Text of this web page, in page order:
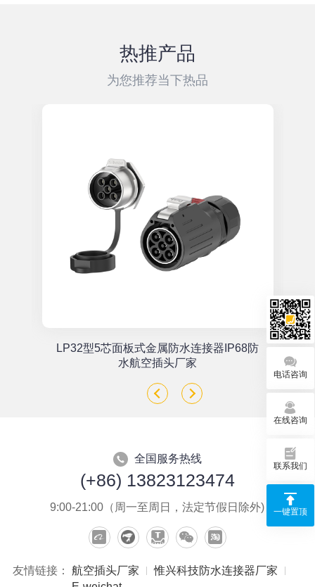
热推产品
为您推荐当下热品
LP32型5芯面板式金属防水连接器IP68防
水航空插头厂家
全国服务热线
(+86) 13823123474
9:00-21:00（周一至周日，法定节假日除外)
友情链接： 航空插头厂家
惟兴科技防水连接器厂家
电话咨询
在线咨询
联系我们
一键置顶